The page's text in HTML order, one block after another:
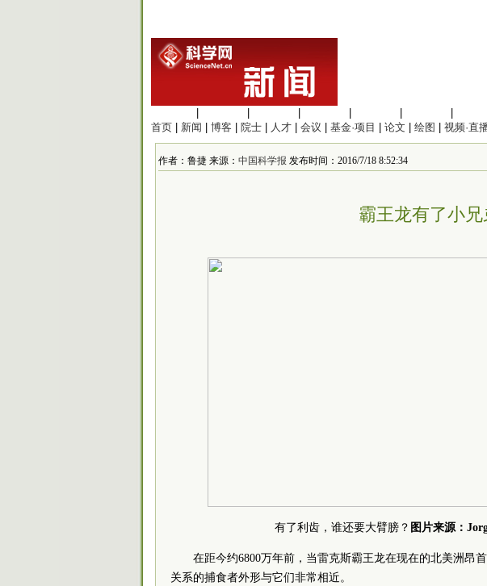
首页
新闻 博客 院士 人才 会议 基金·项目 论文 绘图 视频·直
作者：鲁捷 来源： 中国科学报 发布时间：2016/7/18 8:52:34
霸王龙有了小兄
有了利齿，谁还要大臂膀？ 图片来源：
在距今约6800万年前，当雷克斯霸王龙在现在的北美洲昂
关系的捕食者外形与它们非常相近。